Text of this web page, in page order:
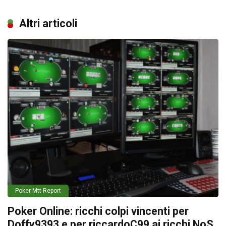
Altri articoli
Poker Mtt Report
Poker Online: ricchi colpi vincenti per